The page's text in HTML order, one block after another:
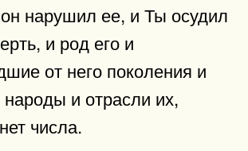
нарушил ее, и Ты осудил
и род его и
от него поколения и
и отрасли их,
числа.